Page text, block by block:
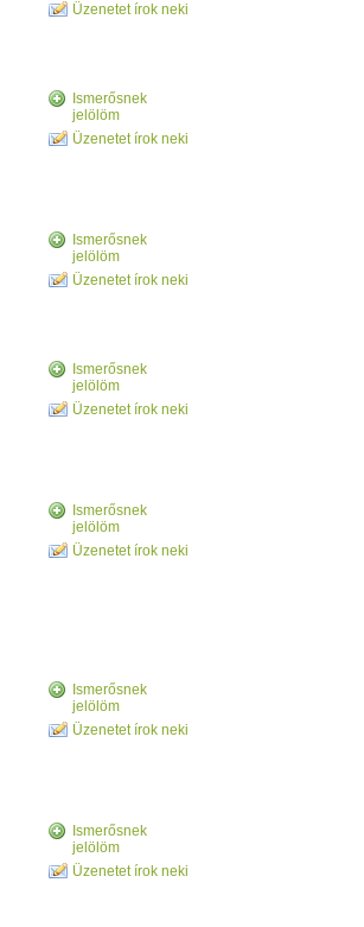
Üzenetet írok neki
Ismerősnek
jelölöm
Üzenetet írok neki
Ismerősnek
jelölöm
Üzenetet írok neki
Ismerősnek
jelölöm
Üzenetet írok neki
Ismerősnek
jelölöm
Üzenetet írok neki
Ismerősnek
jelölöm
Üzenetet írok neki
Ismerősnek
jelölöm
Üzenetet írok neki